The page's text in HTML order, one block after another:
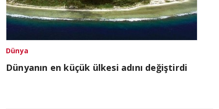
Dünya
Dünyanın en küçük ülkesi adını değiştirdi